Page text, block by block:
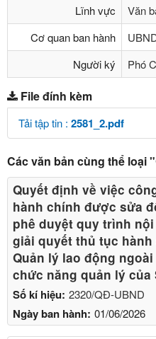
Lĩnh vực
Văn
Cơ quan ban hành
Người ký
Phó
File đính kèm
Tải tập tin : 2581_2.pdf
Các văn bản cùng thể loại
Số kí hiệu: 2320/QĐ-UBND
Ngày ban hành: 01/06/2026
Quyết định về việc
hành chính được sửa
phê duyệt quy trình
giải quyết thủ tục
Quản lý lao động
chức năng quản lý của